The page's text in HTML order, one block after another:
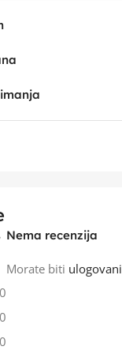
0
0
0
Nema recenzija
Morate biti ulogovani